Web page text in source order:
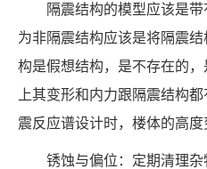
隔震结构的模型应该是
为非隔震结构应该是将隔震
构是假想结构，是不存在的
上其变形和内力跟隔震结构
震反应谱设计时，楼体的高
锈蚀与偏位：定期清理